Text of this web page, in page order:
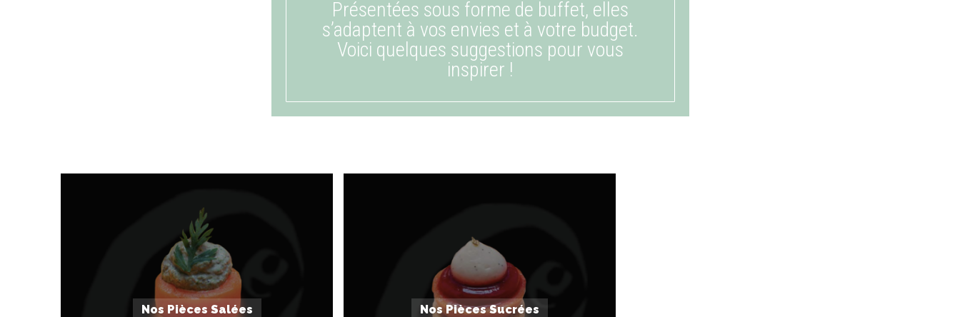
Présentées sous forme de buffet, elles
s’adaptent à vos envies et à votre budget.
Voici quelques suggestions pour vous
inspirer !
Nos Pièces Salées Nos Pièces Sucrées